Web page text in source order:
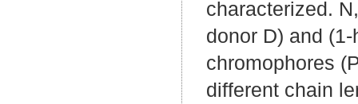
characterized.
donor D) and
chromophores
different chain